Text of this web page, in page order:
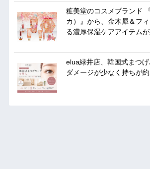
粧美堂のコスメブランド
カ）』から、金木犀＆フ
る濃厚保湿ケアアイテムが
elua緑井店、韓国式まつ
ダメージが少なく持ちが